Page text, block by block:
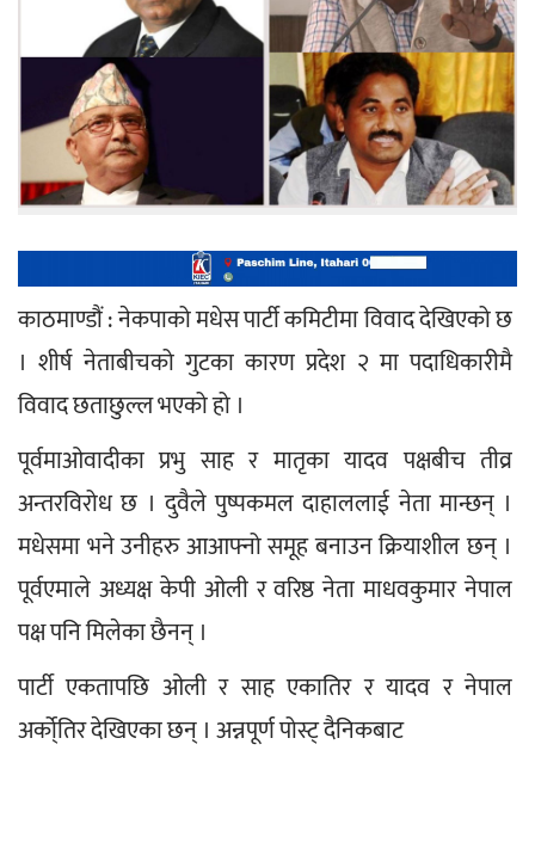
काठमाण्डौं : नेकपाको मधेस पार्टी कमिटीमा विवाद देखिएको छ
। शीर्ष नेताबीचको गुटका कारण प्रदेश २ मा पदाधिकारीमै
विवाद छताछुल्ल भएको हो ।
पूर्वमाओवादीका प्रभु साह र मातृका यादव पक्षबीच तीव्र
अन्तरविरोध छ । दुवैले पुष्पकमल दाहाललाई नेता मान्छन् ।
मधेसमा भने उनीहरु आआफ्नो समूह बनाउन क्रियाशील छन् ।
पूर्वएमाले अध्यक्ष केपी ओली र वरिष्ठ नेता माधवकुमार नेपाल
पक्ष पनि मिलेका छैनन् ।
पार्टी एकतापछि ओली र साह एकातिर र यादव र नेपाल
अर्को्तिर देखिएका छन् । अन्नपूर्ण पोस्ट् दैनिकबाट